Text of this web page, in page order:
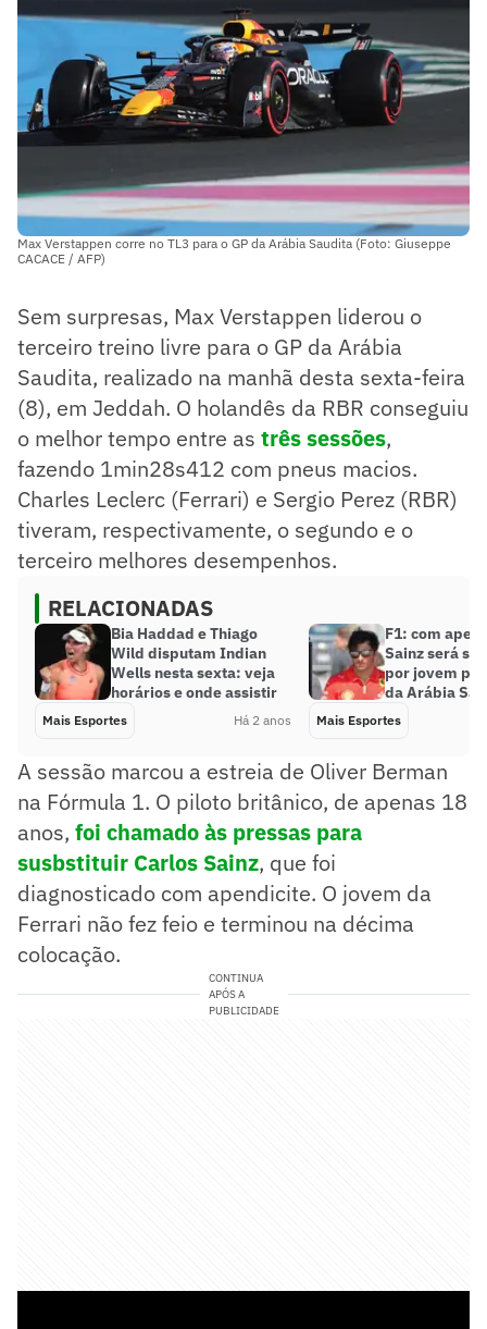
Max Verstappen corre no TL3 para o GP da Arábia Saudita (Foto: Giuseppe
CACACE / AFP)
Sem surpresas, Max Verstappen liderou o
terceiro treino livre para o GP da Arábia
Saudita, realizado na manhã desta sexta-feira
(8), em Jeddah. O holandês da RBR conseguiu
o melhor tempo entre as três sessões,
fazendo 1min28s412 com pneus macios.
Charles Leclerc (Ferrari) e Sergio Perez (RBR)
tiveram, respectivamente, o segundo e o
terceiro melhores desempenhos.
RELACIONADAS
Bia Haddad e Thiago
Wild disputam Indian
Wells nesta sexta: veja
horários e onde assistir
Mais Esportes Há 2 anos
F1: com
Sainz será
por jovem
da Arábia
Mais Esportes
A sessão marcou a estreia de Oliver Berman
na Fórmula 1. O piloto britânico, de apenas 18
anos, foi chamado às pressas para
susbstituir Carlos Sainz, que foi
diagnosticado com apendicite. O jovem da
Ferrari não fez feio e terminou na décima
colocação.
CONTINUA
APÓS A
PUBLICIDADE